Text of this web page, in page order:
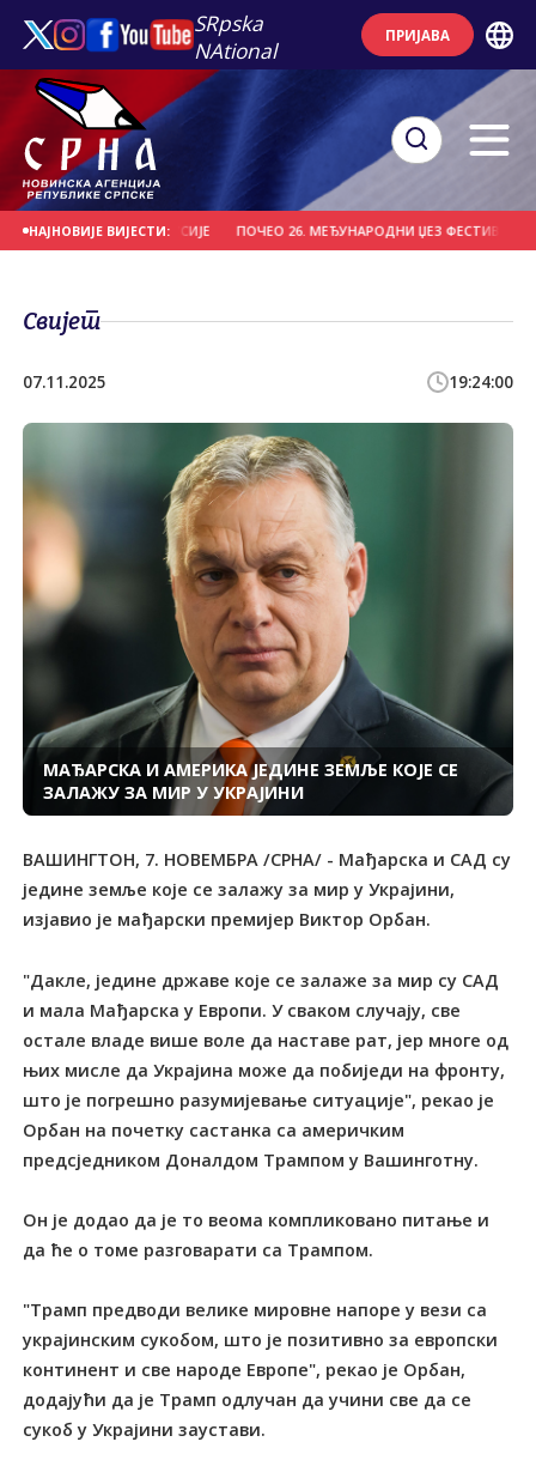
SRpska
NAtional
ПРИЈАВА
НАЈНОВИЈЕ ВИЈЕСТИ:
ИЗ БЈЕЛОРУСИЈЕ ПОЧЕО 26. МЕЂУНАРОДНИ ЏЕЗ ФЕСТИВАЛ НА
Свијет
07.11.2025 19:24:00
МАЂАРСКА И АМЕРИКА ЈЕДИНЕ ЗЕМЉЕ КОЈЕ СЕ
ЗАЛАЖУ ЗА МИР У УКРАЈИНИ
ВАШИНГТОН, 7. НОВЕМБРА /СРНА/ - Мађарска и САД су
једине земље које се залажу за мир у Украјини,
изјавио је мађарски премијер Виктор Орбан.
"Дакле, једине државе које се залаже за мир су САД
и мала Мађарска у Европи. У сваком случају, све
остале владе више воле да наставе рат, јер многе од
њих мисле да Украјина може да побиједи на фронту,
што је погрешно разумијевање ситуације", рекао је
Орбан на почетку састанка са америчким
предсједником Доналдом Трампом у Вашинготну.
Он је додао да је то веома компликовано питање и
да ће о томе разговарати са Трампом.
"Трамп предводи велике мировне напоре у вези са
украјинским сукобом, што је позитивно за европски
континент и све народе Европе", рекао је Орбан,
додајући да је Трамп одлучан да учини све да се
сукоб у Украјини заустави.